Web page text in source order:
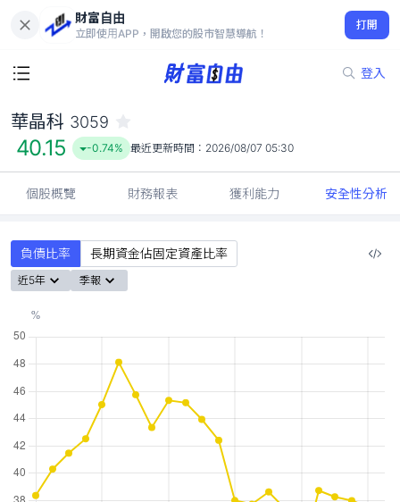
財富自由
立即使用APP，開啟您的股市智慧導航！
打開
登入
40.15
-0.74%
華晶科 3059
40.15 -0.74% 最近更新時間： 2026/08/07 05:30
個股概覽 財務報表 獲利能力 安全性分析
負債比率 長期資金佔固定資產比率
近5年 季報